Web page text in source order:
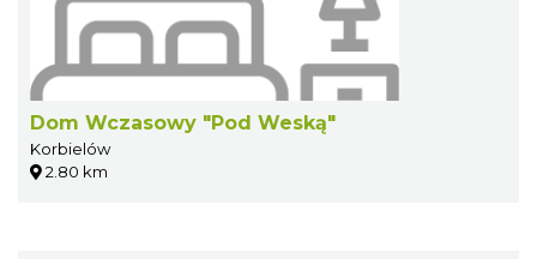
Dom Wczasowy "Pod Weską"
Korbielów
2.80 km